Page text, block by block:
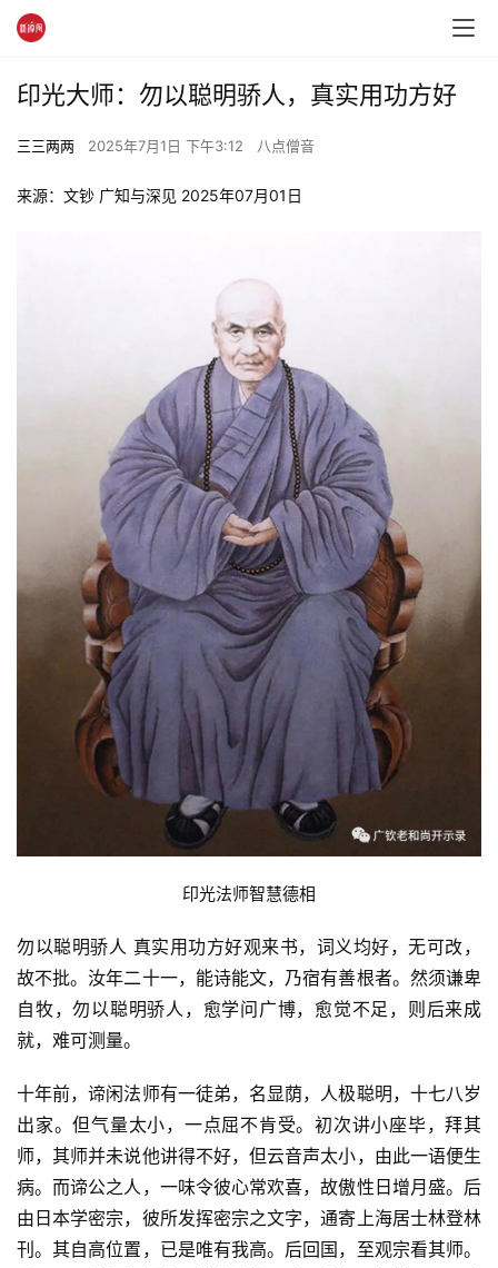
印光大师：勿以聪明骄人，真实用功方好
三三两两 2025年7月1日 下午3:12 八点僧音
来源：文钞 广知与深见 2025年07月01日
印光法师智慧德相
勿以聪明骄人 真实用功方好观来书，词义均好，无可改，
故不批。汝年二十一，能诗能文，乃宿有善根者。然须谦卑
自牧，勿以聪明骄人，愈学问广博，愈觉不足，则后来成
就，难可测量。
十年前，谛闲法师有一徒弟，名显荫，人极聪明，十七八岁
出家。但气量太小，一点屈不肯受。初次讲小座毕，拜其
师，其师并未说他讲得不好，但云音声太小，由此一语便生
病。而谛公之人，一味令彼心常欢喜，故傲性日增月盛。后
由日本学密宗，彼所发挥密宗之文字，通寄上海居士林登林
刊。其自高位置，已是唯有我高。后回国，至观宗看其师。